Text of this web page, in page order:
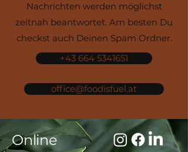
Nachrichten werden möglichst
zeitnah beantwortet. Am besten Du
checkst auch Deinen Spam Ordner.
+43 664 5341651
office@foodisfuel.at
Online